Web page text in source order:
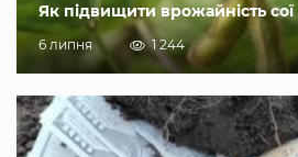
Як підвищити врожайність сої
6 липня 1 244